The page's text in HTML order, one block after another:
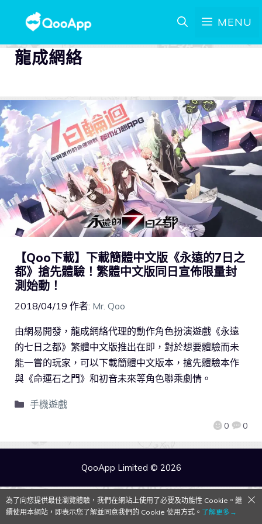
MENU
龍成網絡
【Qoo下載】下載簡體中文版《永遠的7日之
都》搶先體驗！繁體中文版同日宣佈限量封
測始動！
2018/04/19 作者: Mr. Qoo
0 0
由網易開發，龍成網絡代理的動作角色扮演遊戲《永遠
的七日之都》繁體中文版推出在即，對於想要體驗而未
能一嘗的玩家，可以下載簡體中文版本，搶先體驗本作
與《命運石之門》和初音未來等角色聯乘劇情。
手機遊戲
QooApp Limited © 2026
為了向您提供最佳瀏覽體驗，我們在網站上使用了必要及功能性 Cookie。繼
續使用本網站，即表示您了解並同意我們的 Cookie 使用方式。 了解更多→